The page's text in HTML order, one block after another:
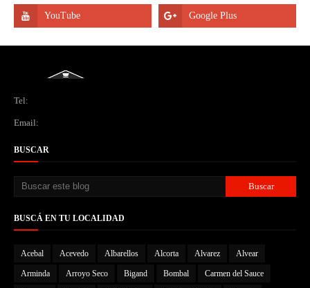
Tel:
Email:
BUSCAR
BUSCÁ EN TU LOCALIDAD
Acebal Acevedo Albarellos Alcorta Alvarez Alvear
Arminda Arroyo Seco Bigand Bombal Carmen del Sauce